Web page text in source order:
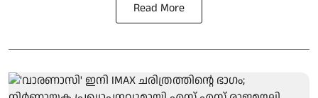
Read More